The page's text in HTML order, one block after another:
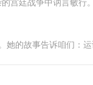
宫廷战争中讷言敏
的故事告诉咱们：